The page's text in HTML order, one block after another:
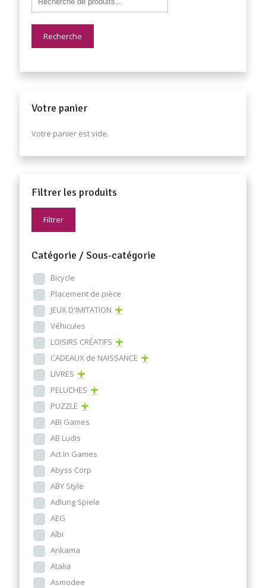
Recherche
Votre panier
Votre panier est vide.
Filtrer les produits
Filtrer
Catégorie / Sous-catégorie
Bicycle
Placement de pièce
JEUX D'IMITATION
Véhicules
LOISIRS CRÉATIFS
CADEAUX de NAISSANCE
LIVRES
PELUCHES
PUZZLE
ABI Games
AB Ludis
Act In Games
Abyss Corp
ABY Style
Adlung Spiele
AEG
Albi
Ankama
Atalia
Asmodee